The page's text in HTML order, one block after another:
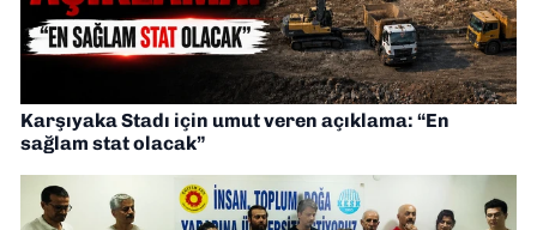
Karşıyaka Stadı için umut veren açıklama: “En
sağlam stat olacak”